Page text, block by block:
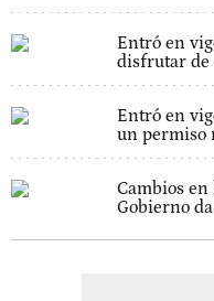
Entró en
disfrutar de
Entró en
un permiso
Cambios en
Gobierno